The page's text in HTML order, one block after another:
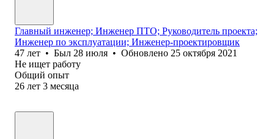
Главный инженер; Инженер ПТО; Руководитель проекта;
Инженер по эксплуатации; Инженер-проектировщик
47 лет • Был 28 июля • Обновлено 25 октября 2021
Не ищет работу
Общий опыт
26 лет 3 месяца